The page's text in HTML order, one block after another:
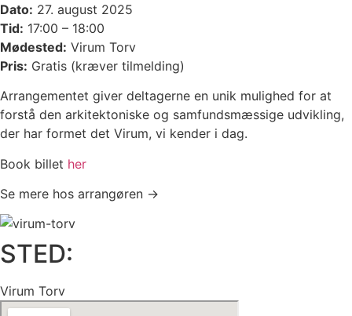
Dato: 27. august 2025
Tid: 17:00 – 18:00
Mødested: Virum Torv
Pris: Gratis (kræver tilmelding)
Arrangementet giver deltagerne en unik mulighed for at
forstå den arkitektoniske og samfundsmæssige udvikling,
der har formet det Virum, vi kender i dag.
Book billet her
Se mere hos arrangøren →
STED:
Virum Torv